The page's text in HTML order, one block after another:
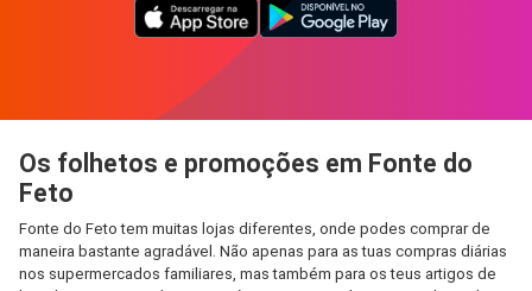
Os folhetos e promoções em Fonte do
Feto
Fonte do Feto tem muitas lojas diferentes, onde podes comprar de
maneira bastante agradável. Não apenas para as tuas compras diárias
nos supermercados familiares, mas também para os teus artigos de